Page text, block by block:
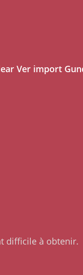
Ver import
difficile à obtenir.